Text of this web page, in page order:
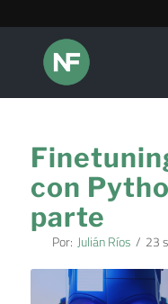
con
parte
Por: Julián Ríos / 23